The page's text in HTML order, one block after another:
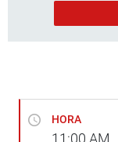
HORA
11:00 AM